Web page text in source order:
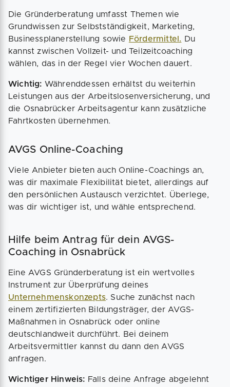
Die Gründerberatung umfasst Themen wie
Grundwissen zur Selbstständigkeit, Marketing,
Businessplanerstellung sowie Fördermittel. Du
kannst zwischen Vollzeit- und Teilzeitcoaching
wählen, das in der Regel vier Wochen dauert.
Wichtig: Währenddessen erhältst du weiterhin
Leistungen aus der Arbeitslosenversicherung, und
die Osnabrücker Arbeitsagentur kann zusätzliche
Fahrtkosten übernehmen.
AVGS Online-Coaching
Viele Anbieter bieten auch Online-Coachings an,
was dir maximale Flexibilität bietet, allerdings auf
den persönlichen Austausch verzichtet. Überlege,
was dir wichtiger ist, und wähle entsprechend.
Hilfe beim Antrag für dein AVGS-
Coaching in Osnabrück
Eine AVGS Gründerberatung ist ein wertvolles
Instrument zur Überprüfung deines
Unternehmenskonzepts. Suche zunächst nach
einem zertifizierten Bildungsträger, der AVGS-
Maßnahmen in Osnabrück oder online
deutschlandweit durchführt. Bei deinem
Arbeitsvermittler kannst du dann den AVGS
anfragen.
Wichtiger Hinweis: Falls deine Anfrage abgelehnt